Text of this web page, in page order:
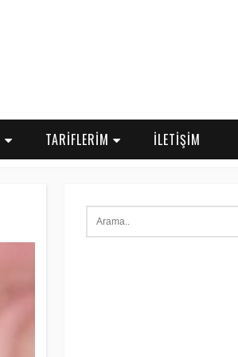
TARİFLERİM İLETİŞİM